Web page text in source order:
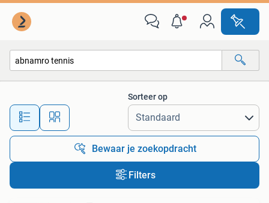
Alle afstanden…
Sorteer op
Bewaar je zoekopdracht
Filters